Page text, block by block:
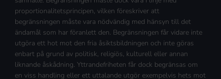
proportionalitetsprincipen, vilken föreskriver att
begränsningen måste vara nödvändig med hänsyn till det
ändamål som har föranlett den. Begränsningen får vidare inte
utgöra ett hot mot den fria åsiktsbildningen och inte göras
enbart på grund av politisk, religiös, kulturell eller annan
liknande åskådning. Yttrandefriheten får dock begränsas om
en viss handling eller ett uttalande utgör exempelvis hets mot